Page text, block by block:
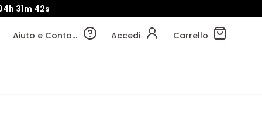
31m 40s
Aiuto e Contatti Accedi Carrello